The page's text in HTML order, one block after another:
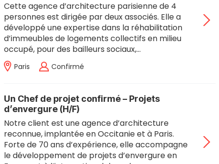
Cette agence d’architecture parisienne de 4
personnes est dirigée par deux associés. Elle a
développé une expertise dans la réhabilitation
d’immeubles de logements collectifs en milieu
occupé, pour des bailleurs sociaux,…
Paris Confirmé
Un Chef de projet confirmé – Projets
d’envergure (H/F)
Notre client est une agence d’architecture
reconnue, implantée en Occitanie et à Paris.
Forte de 70 ans d’expérience, elle accompagne
le développement de projets d’envergure en